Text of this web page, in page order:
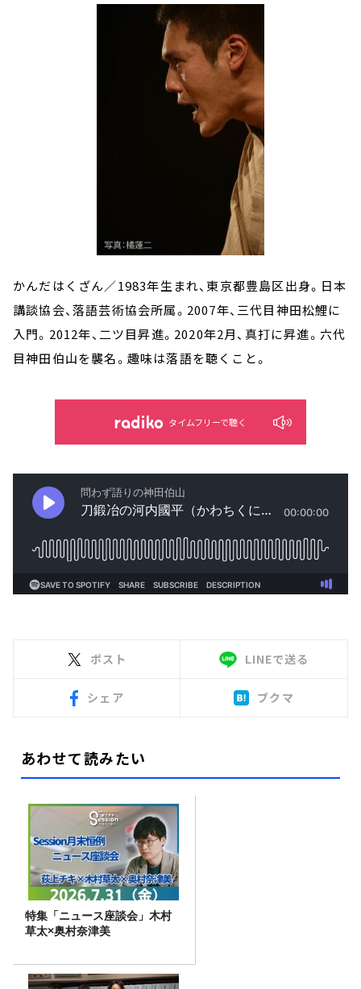
かんだはくざん／1983年生まれ、東京都豊島区出身。日本
講談協会、落語芸術協会所属。2007年、三代目神田松鯉に
入門。2012年、二ツ目昇進。2020年2月、真打に昇進。六代
目神田伯山を襲名。趣味は落語を聴くこと。
タイムフリーで聴く
ポスト LINEで送る
シェア ブクマ
あわせて読みたい
特集「ニュース座談会」木村
草太×奥村奈津美